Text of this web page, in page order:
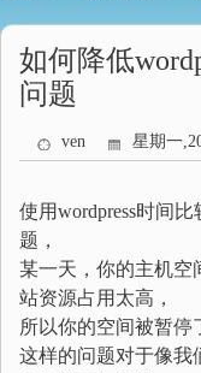
如何降低
问题
ven 星期一
使用wordpress时间
题，
某一天，你的主机空
站资源占用太高，
所以你的空间被暂停
这样的问题对于像我